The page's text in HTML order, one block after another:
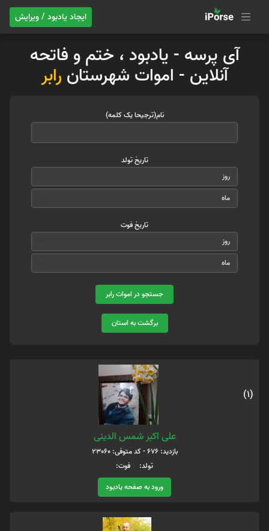
ایجاد یادبود / ویرایش
آی پرسه - یادبود ، ختم و فاتحه
آنلاین - اموات شهرستان رابر
نام(ترجیحا یک کلمه)
تاریخ تولد
تاریخ فوت
جستجو در اموات رابر
برگشت به استان
(1)
علی اکبر شمس الدینی
بازدید: 676 - کد متوفی: 23060
تولد: فوت:
ورود به صفحه یادبود